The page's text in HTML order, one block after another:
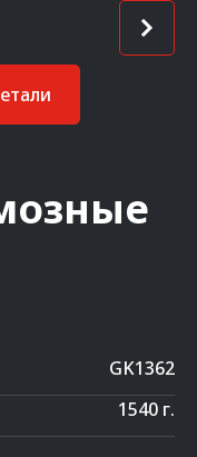
GK1362
1540 г.